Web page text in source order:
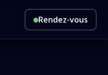
Rendez-vous